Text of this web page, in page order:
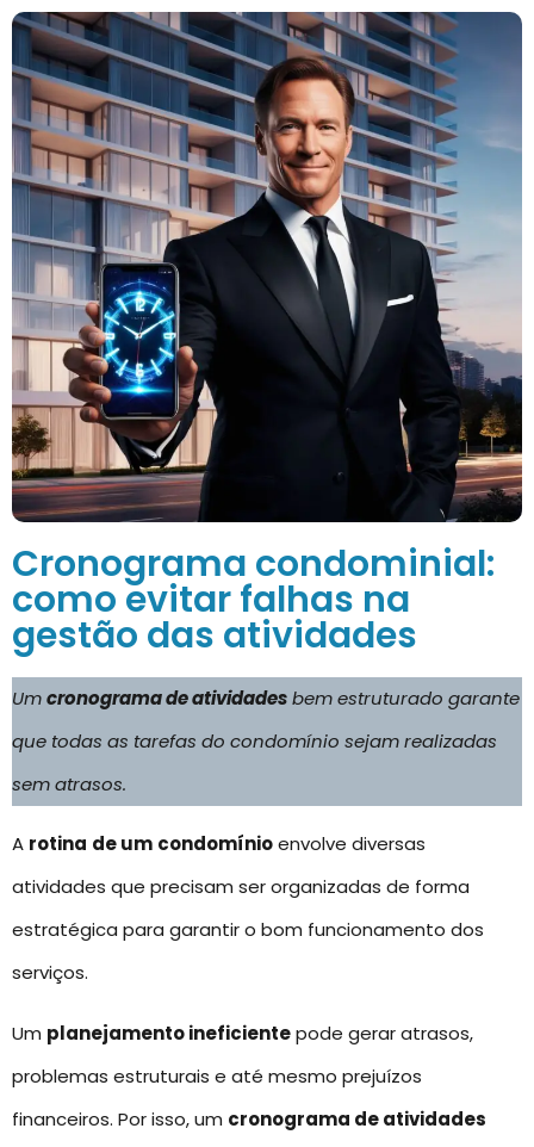
Cronograma condominial:
como evitar falhas na
gestão das atividades
Umcronograma de atividadesbem estruturado garante
que todas as tarefas do condomínio sejam realizadas
sem atrasos.
A rotina de um condomínioenvolve diversas
atividades que precisam ser organizadas de forma
estratégica para garantir o bom funcionamento dos
serviços.
Um planejamento ineficientepode gerar atrasos,
problemas estruturais e até mesmo prejuízos
financeiros. Por isso, um cronograma de atividades